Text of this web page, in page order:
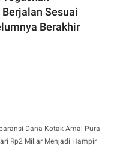
Sesuai
Berakhir